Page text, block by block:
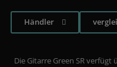
Händler
Die Gitarre Green SR